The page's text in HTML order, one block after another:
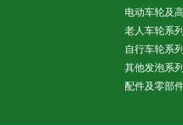
电动车轮及
老人车轮系列
自行车轮系列
其他发泡系列
配件及零部